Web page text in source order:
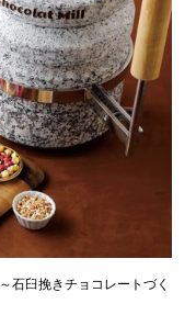
石臼挽きチョコレートづく